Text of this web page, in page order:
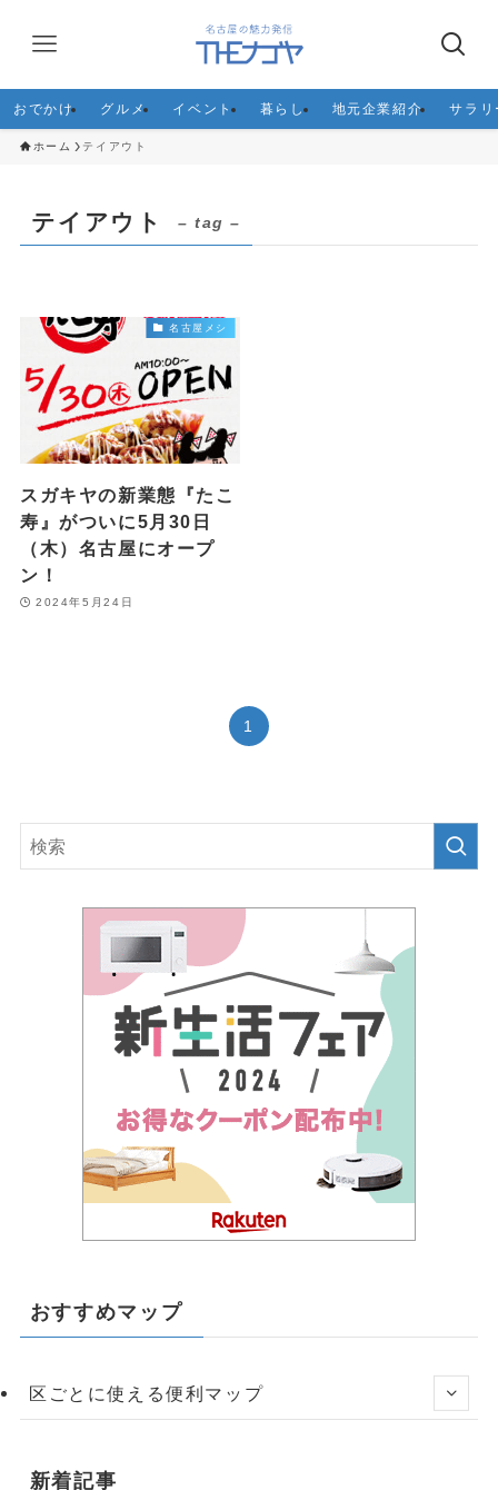
おでかけ グルメ イベント 暮らし 地元企業紹介 サラリ
ホーム テイアウト
テイアウト – tag –
名古屋メシ
スガキヤの新業態『たこ
寿』がついに5月30日
（木）名古屋にオープ
ン！
2024年5月24日
1
おすすめマップ
区ごとに使える便利マップ
新着記事